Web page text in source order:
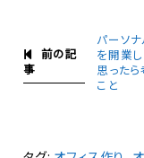
前の記
事
パーソ
を開業
思った
こと